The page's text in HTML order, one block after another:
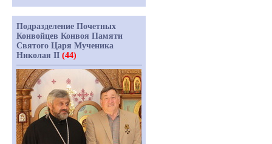
Подразделение Почетных
Конвойцев Конвоя Памяти
Святого Царя Мученика
Николая II (44)